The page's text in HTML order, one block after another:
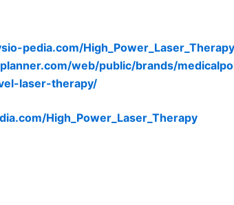
pedia.com/High_Power_Laser_Therapy
web/public/brands/
laser-therapy/
High_Power_Laser_Therapy